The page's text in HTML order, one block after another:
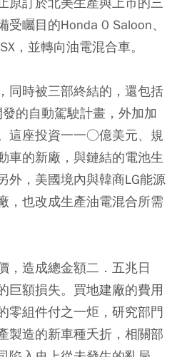
矚目的Honda 0 Saloon、
，並轉向油電混合車。
同時被三部終結的，還包括
的自動駕駛計畫，外加加
這座投資一一○億美元、規
車的新廠，與鏈結的電池生
外，美國境內與韓商LG能源
，也改成生產油電混合所需
，造成總金額二．五兆日
巨額損失。買地建廠的費用
零組件付之一炬，研究部門
製造的新車種夭折，相關部